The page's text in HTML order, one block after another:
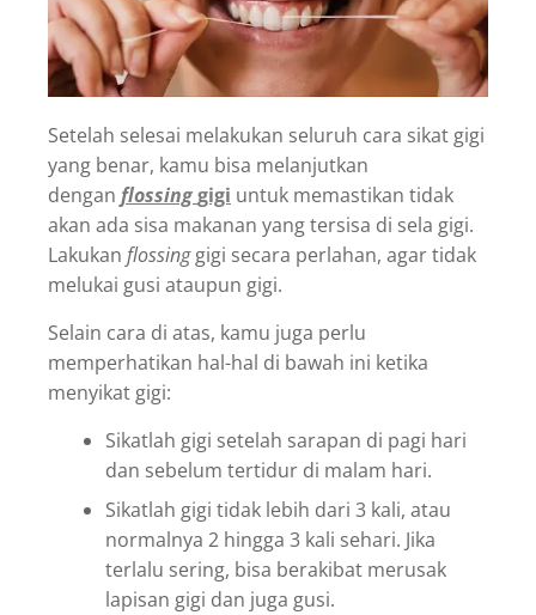
Setelah selesai melakukan seluruh cara sikat gigi
yang benar, kamu bisa melanjutkan
dengan flossinggigi untuk memastikan tidak
akan ada sisa makanan yang tersisa di sela gigi.
Lakukan flossinggigi secara perlahan, agar tidak
melukai gusi ataupun gigi.
Selain cara di atas, kamu juga perlu
memperhatikan hal-hal di bawah ini ketika
menyikat gigi:
Sikatlah gigi setelah sarapan di pagi hari
dan sebelum tertidur di malam hari.
Sikatlah gigi tidak lebih dari 3 kali, atau
normalnya 2 hingga 3 kali sehari. Jika
terlalu sering, bisa berakibat merusak
lapisan gigi dan juga gusi.